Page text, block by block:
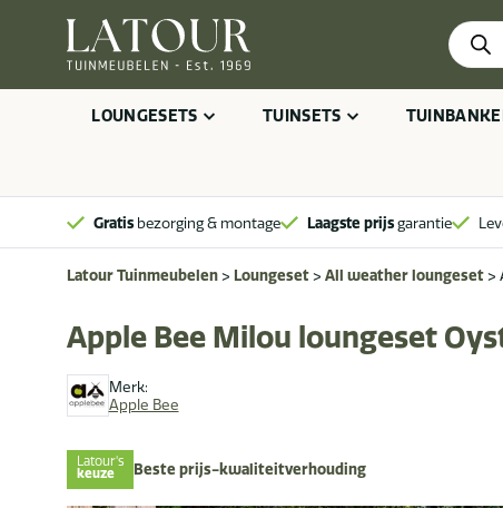
LOUNGESETS TUINSETS
Gratis bezorging & montage Laagste prijsgarantie
Latour Tuinmeubelen> Loungeset> All weather loungeset>
Merk:
Apple Bee
Apple Bee Milou loungeset
Latour's
keuze Beste prijs-kwaliteitverhouding